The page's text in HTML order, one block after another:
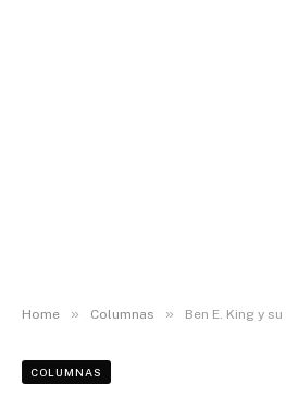
Home » Columnas » Ben E. King y
COLUMNAS